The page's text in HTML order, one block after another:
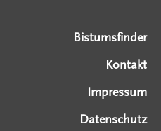
Bistumsfinder
Kontakt
Impressum
Datenschutz